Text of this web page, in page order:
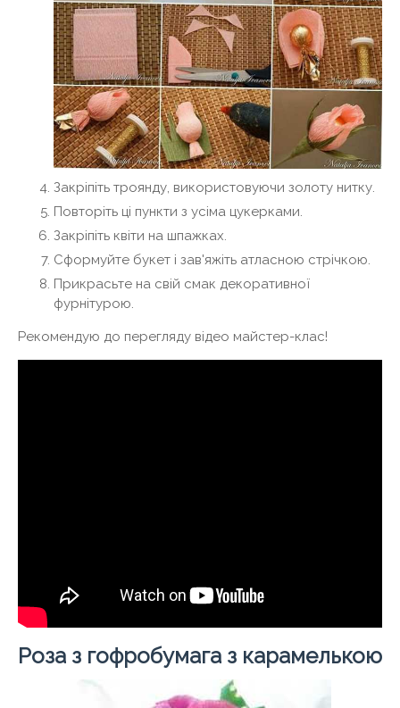
Закріпіть троянду, використовуючи золоту нитку.
Повторіть ці пункти з усіма цукерками.
Закріпіть квіти на шпажках.
Сформуйте букет і зав'яжіть атласною стрічкою.
Прикрасьте на свій смак декоративної
фурнітурою.
Рекомендую до перегляду відео майстер-клас!
Роза з гофробумага з карамелькою